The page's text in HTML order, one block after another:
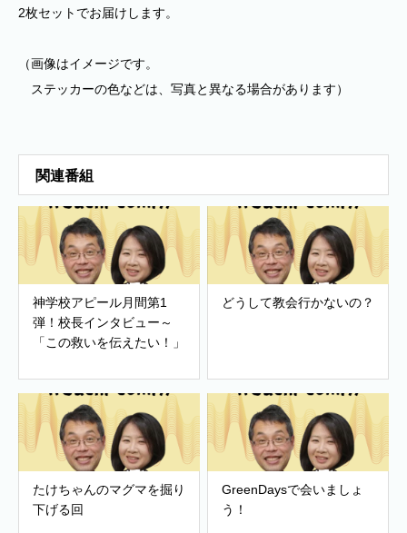
2枚セットでお届けします。
（画像はイメージです。
ステッカーの色などは、写真と異なる場合があります）
関連番組
神学校アピール月間第1
弾！校長インタビュー～
「この救いを伝えたい！」
どうして教会行かないの？
たけちゃんのマグマを掘り
下げる回
GreenDaysで会いましょ
う！